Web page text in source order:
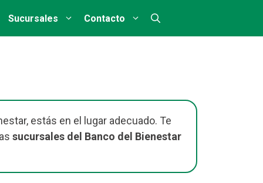
Sucursales Contacto
estás en el lugar adecuado. Te
sucursales del Banco del Bienestar